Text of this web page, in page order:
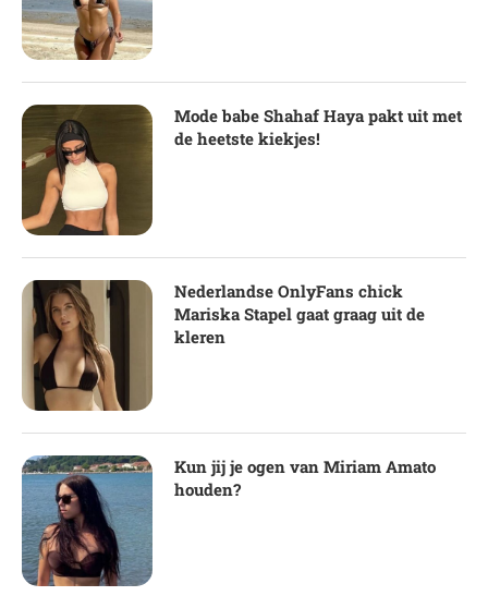
Mode babe Shahaf Haya pakt uit met
de heetste kiekjes!
Nederlandse OnlyFans chick
Mariska Stapel gaat graag uit de
kleren
Kun jij je ogen van Miriam Amato
houden?